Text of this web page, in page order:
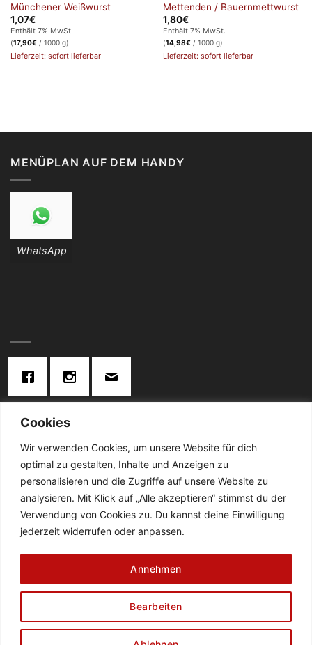
Cookies
Wir verwenden Cookies, um unsere Website für dich
optimal zu gestalten, Inhalte und Anzeigen zu
personalisieren und die Zugriffe auf unsere Website zu
analysieren. Mit Klick auf „Alle akzeptieren“ stimmst du der
Verwendung von Cookies zu. Du kannst deine Einwilligung
jederzeit widerrufen oder anpassen.
Bearbeiten
Annehmen
Münchener Weißwurst
1,07€
Enthält 7% MwSt.
(17,90€/ 1000 g)
Lieferzeit: sofort lieferbar
Mettenden / Bauernmettwurst
1,80€
Enthält 7% MwSt.
(14,98€/ 1000 g)
Lieferzeit: sofort lieferbar
MENÜPLAN AUF DEM HANDY
WhatsApp
KONTAKT:
Telefon: 02834 / 2024
De Cabanes-Straße 4
47638 Straelen
WIDERRUFSBELEHRUNG
ABHOLUNG & LIEFERUNG
IMPRESSUM
FAQ
NEWSLETTER
Copyright 2026 ©Fleischerei Borghs